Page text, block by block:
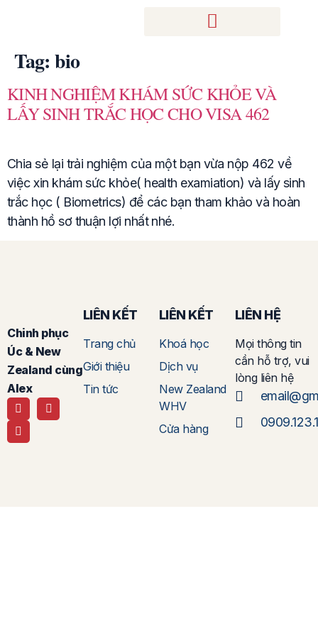
Tag:bio
KINH NGHIỆM KHÁM SỨC KHỎE VÀ
LẤY SINH TRẮC HỌC CHO VISA 462
Chia sẻ lại trải nghiệm của một bạn vừa nộp 462 về
việc xin khám sức khỏe( health examiation) và lấy sinh
trắc học ( Biometrics) để các bạn tham khảo và hoàn
thành hồ sơ thuận lợi nhất nhé.
Chinh phục
Úc & New
Zealand cùng
Alex
LIÊN KẾT
Trang chủ
Giới thiệu
Tin tức
LIÊN KẾT
Khoá học
Dịch vụ
New Zealand
WHV
Cửa hàng
LIÊN HỆ
Mọi thông tin
cần hỗ trợ, vui
lòng liên hệ